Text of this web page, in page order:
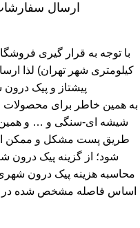
ارسال
کیلومتری شهر تهران) لذا
پیشتاز و پیک
به همین خاطر برای محصولات
شیشه ای-سنگی و … و
طریق پست مشکل و ممکن
شود؛ از گزینه پیک درون
اساس فاصله مشخص شده در